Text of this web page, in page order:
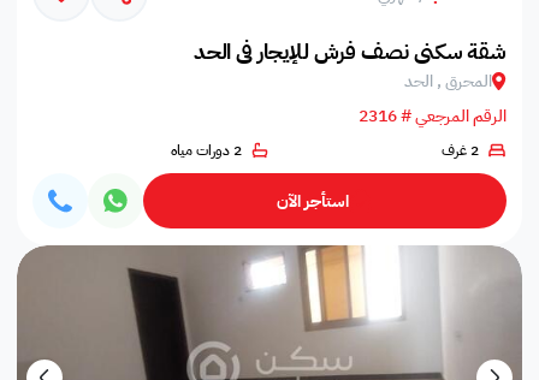
شقة سكني نصف فرش للإيجار في الحد
المحرق , الحد
الرقم المرجعي # 2316
2 غرف 2 دورات مياه
استأجر الآن